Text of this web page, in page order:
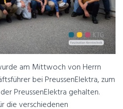
am Mittwoch von Herrn
bei PreussenElektra, zum
PreussenElektra gehalten.
die verschiedenen